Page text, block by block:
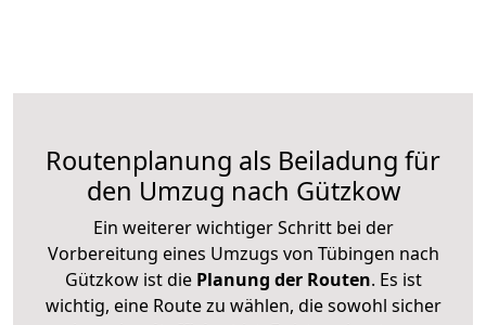
Routenplanung als Beiladung für
den Umzug nach Gützkow
Ein weiterer wichtiger Schritt bei der
Vorbereitung eines Umzugs von Tübingen nach
Gützkow ist diePlanung der Routen. Es ist
wichtig, eine Route zu wählen, die sowohl sicher